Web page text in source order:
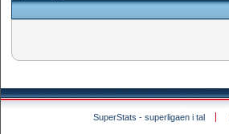
SuperStats - superligaen i tal